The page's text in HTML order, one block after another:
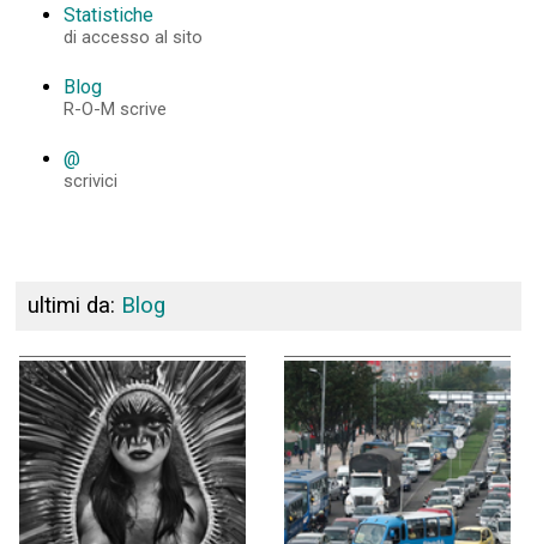
Statistiche
di accesso al sito
Blog
R-O-M scrive
@
scrivici
ultimi da: Blog